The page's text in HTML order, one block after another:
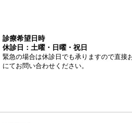
診療希望日時
休診日：土曜・日曜・祝日
緊急の場合は休診日でも承りますので直接
にてお問い合わせください。